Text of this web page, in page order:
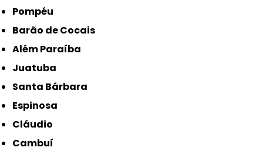
Pompéu
Barão de Cocais
Além Paraíba
Juatuba
Santa Bárbara
Espinosa
Cláudio
Cambuí